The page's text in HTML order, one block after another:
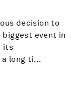
decision to
biggest event in
its
long ti...